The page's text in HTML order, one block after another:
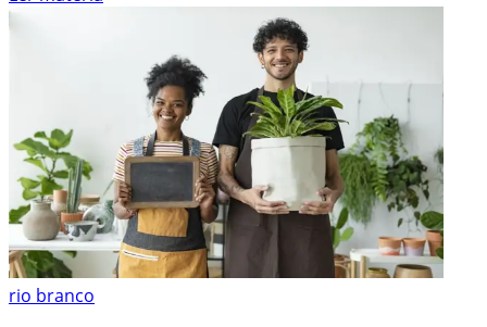
rio branco